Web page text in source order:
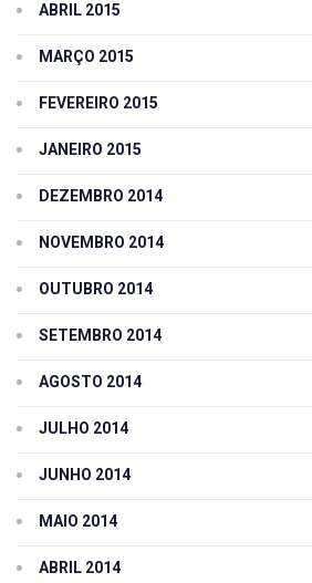
ABRIL 2015
MARÇO 2015
FEVEREIRO 2015
JANEIRO 2015
DEZEMBRO 2014
NOVEMBRO 2014
OUTUBRO 2014
SETEMBRO 2014
AGOSTO 2014
JULHO 2014
JUNHO 2014
MAIO 2014
ABRIL 2014